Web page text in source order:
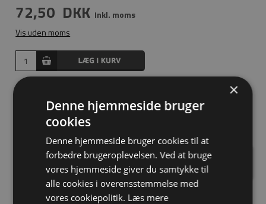
72,50 DKK Inkl. moms
Vis uden moms
Kort T forbinder - 25x25 mm i sort. Den danner en vinkelret
forbindelse mellem to rør. Kan ikke bruges til horisontale
rørforbindelser i selve fittingen. Brug i stedet lang T
forbinder.
Har du spørgsmål?
×
Denne hjemmeside bruger
cookies
Denne hjemmeside bruger cookies til at
forbedre brugeroplevelsen. Ved at bruge
vores hjemmeside giver du samtykke til
alle cookies i overensstemmelse med
vores cookiepolitik. Læs mere